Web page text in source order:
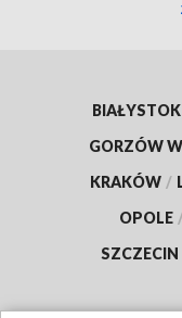
BIAŁYSTOK
GORZÓW
KRAKÓW /
OPOLE
SZCZECIN